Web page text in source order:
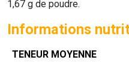
1,67 g de poudre.
Informations
TENEUR MOYENNE